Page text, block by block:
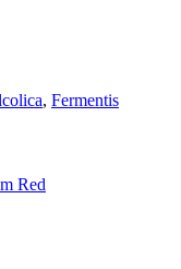
, Fermentis
Red